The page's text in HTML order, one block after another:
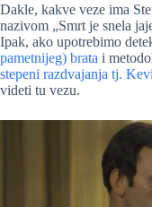
Dakle, kakve veze ima
nazivom „Smrt je snela
Ipak, ako upotrebimo
pametnijeg) brata i
stepeni razdvajanja tj.
videti tu vezu.